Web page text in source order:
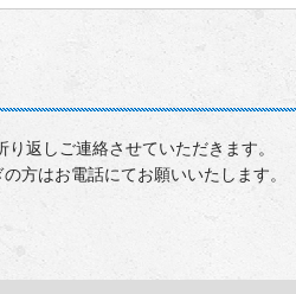
返しご連絡させていただきます。
方はお電話にてお願いいたします。